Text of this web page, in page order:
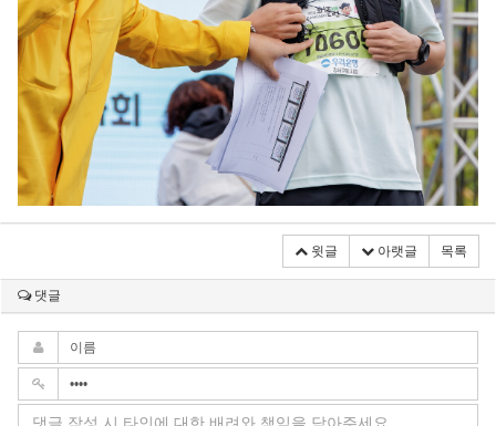
윗글 아랫글 목록
댓글